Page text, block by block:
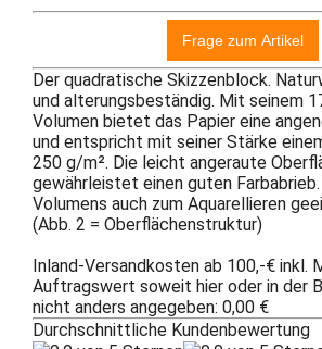
Der quadratische Skizzenblock.
und alterungsbeständig. Mit seinem
Volumen bietet das Papier eine
und entspricht mit seiner Stärke
250 g/m². Die leicht angeraute
gewährleistet einen guten
Volumens auch zum Aquarellieren
(Abb. 2 = Oberflächenstruktur)
Inland-Versandkosten ab 100,-€ inkl.
Auftragswert soweit hier oder in der
nicht anders angegeben: 0,00 €
Durchschnittliche Kundenbewertung